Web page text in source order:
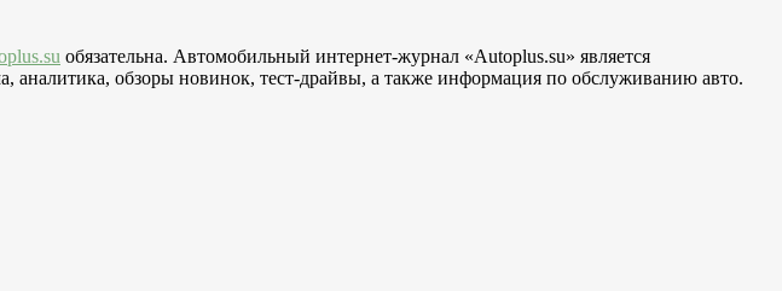
обязательна. Автомобильный интернет-журнал «Autoplus.su» является
аналитика, обзоры новинок, тест-драйвы, а также информация по обслуживанию авто.